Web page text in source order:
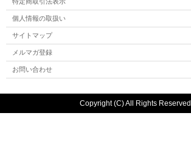
個人情報の取扱い
サイトマップ
メルマガ登録
お問い合わせ
Copyright (C) All Rights Reserved.